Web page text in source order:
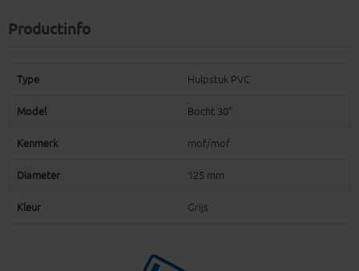
Productinfo
Type Hulpstuk PVC
Model Bocht 30°
Kenmerk mof/mof
Diameter 125 mm
Kleur Grijs